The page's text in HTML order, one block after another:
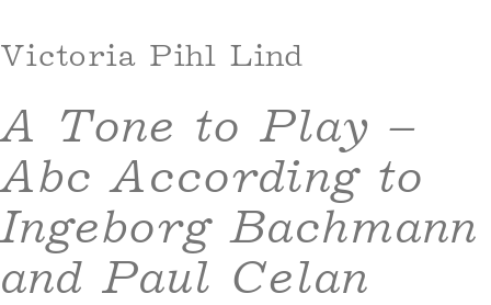
Victoria Pihl Lind
A Tone to Play –
Abc According to
Ingeborg Bachmann
and Paul Celan